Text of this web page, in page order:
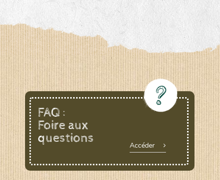
www.laboiteagraines.com
L’AUBEPIN (PDO)
www.aubepin.fr
LE BIAU GERME (LBG)
www.biaugerme.com
SATIVA RHEINAU (SAD)
www.sativa-
rheinau.ch
SEMAILLES (SEM)
FAQ :
Foire aux
questions
Accéder